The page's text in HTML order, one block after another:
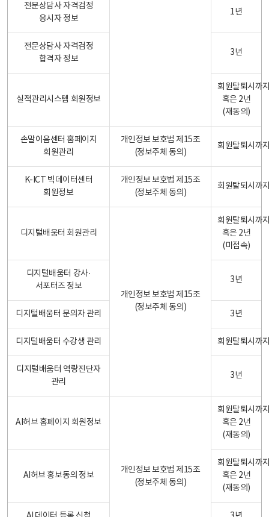
전문상담사 자격검정
응시자 정보
1년
전문상담사 자격검정
합격자 정보
3년
실적관리시스템 회원정보
회원탈퇴시까
혹은 2년
(재동의)
손말이음센터 홈페이지
회원관리
개인정보 보호법 제15조
(정보주체 동의)
회원탈퇴시까
K-ICT 빅데이터센터
회원정보
개인정보 보호법 제15조
(정보주체 동의)
회원탈퇴시까
디지털배움터 회원관리
개인정보 보호법 제15조
(정보주체 동의)
회원탈퇴시까
혹은 2년
(미접속)
디지털배움터 강사·
서포터즈 정보
3년
디지털배움터 문의자 관리 3년
디지털배움터 수강생 관리 회원탈퇴시까
디지털배움터 역량진단자
관리
3년
AI허브 홈페이지 회원정보
개인정보 보호법 제15조
(정보주체 동의)
회원탈퇴시까
혹은 2년
(재동의)
AI허브 홍보동의 정보
회원탈퇴시까
혹은 2년
(재동의)